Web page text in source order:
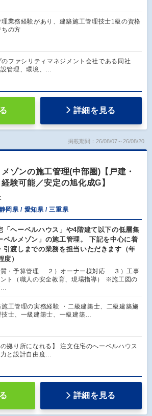
理業務経験があり、建築施工管理技士1級の資格
ちの方
ファシリティマネジメント会社である同社
管理、環境、…
詳細を見る
掲載期間：26/08/07～26/08/20
ゾンの施工管理(中部圏)【戸建・
験可能／安定の旭化成G】
静岡県 / 愛知県 / 三重県
「ヘーベルハウス」や4階建て以下の低層集
ベルメゾン」の施工管理。 下記を中心に着
引渡しまでの業務を担当いただきます（年
度）
質・予算管理 ２）オーナー様対応 ３）工事
ト（職人の安全教育、現場指導） ※施工図の
…
施工管理の実務経験 ・二級建築士、二級建築施
技士、一級建築士、一級建築…
の拠り所になれる】 注文住宅のへーベルハウス
と設計自由度…
詳細を見る